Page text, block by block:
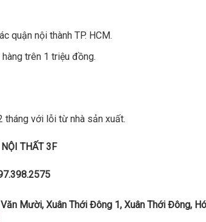
quận nội thành TP. HCM.
trên 1 triệu đồng.
tháng với lỗi từ nhà sản xuất.
THẤT 3F
Mười, Xuân Thới Đông 1, Xuân Thới Đông,